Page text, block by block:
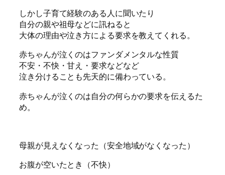
しかし子育て経験のある人に聞いたり
自分の親や祖母などに訊ねると
大体の理由や泣き方による要求を教えてくれる。
赤ちゃんが泣くのはファンダメンタルな性質
不安・不快・甘え・要求などなど
泣き分けることも先天的に備わっている。
赤ちゃんが泣くのは自分の何らかの要求を伝えるた
め。
母親が見えなくなった（安全地域がなくなった）
お腹が空いたとき（不快）